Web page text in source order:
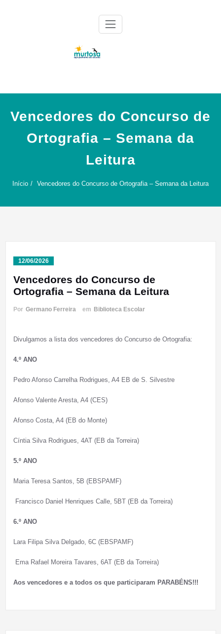
Vencedores do Concurso de
Ortografia – Semana da
Leitura
Início Vencedores do Concurso de Ortografia – Semana da Leitura
12/06/2026
Vencedores do Concurso de
Ortografia – Semana da Leitura
Por Germano Ferreira em Biblioteca Escolar
Divulgamos a lista dos vencedores do Concurso de Ortografia:
4.º ANO
Pedro Afonso Carrelha Rodrigues, A4 EB de S. Silvestre
Afonso Valente Aresta, A4 (CES)
Afonso Costa, A4 (EB do Monte)
Cíntia Silva Rodrigues, 4AT (EB da Torreira)
5.º ANO
Maria Teresa Santos, 5B (EBSPAMF)
Francisco Daniel Henriques Calle, 5BT (EB da Torreira)
6.º ANO
Lara Filipa Silva Delgado, 6C (EBSPAMF)
Ema Rafael Moreira Tavares, 6AT (EB da Torreira)
Aos vencedores e a todos os que participaram PARABÉNS!!!